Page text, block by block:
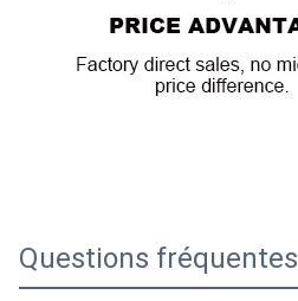
Questions fréquentes